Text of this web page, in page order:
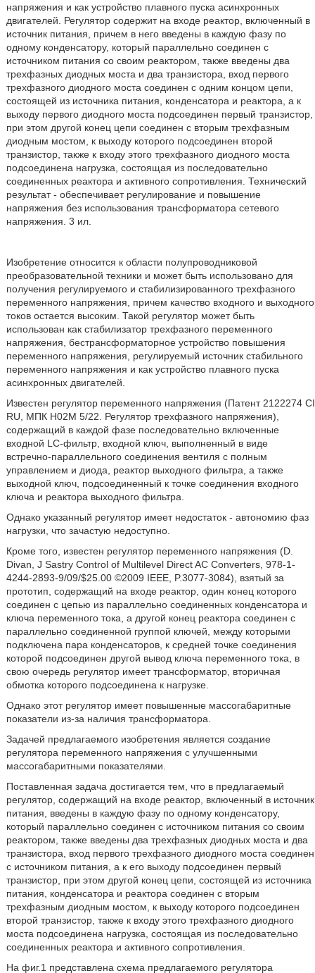
напряжения и как устройство плавного пуска асинхронных
двигателей. Регулятор содержит на входе реактор, включенный в
источник питания, причем в него введены в каждую фазу по
одному конденсатору, который параллельно соединен с
источником питания со своим реактором, также введены два
трехфазных диодных моста и два транзистора, вход первого
трехфазного диодного моста соединен с одним концом цепи,
состоящей из источника питания, конденсатора и реактора, а к
выходу первого диодного моста подсоединен первый транзистор,
при этом другой конец цепи соединен с вторым трехфазным
диодным мостом, к выходу которого подсоединен второй
транзистор, также к входу этого трехфазного диодного моста
подсоединена нагрузка, состоящая из последовательно
соединенных реактора и активного сопротивления. Технический
результат - обеспечивает регулирование и повышение
напряжения без использования трансформатора сетевого
напряжения. 3 ил.
Изобретение относится к области полупроводниковой
преобразовательной техники и может быть использовано для
получения регулируемого и стабилизированного трехфазного
переменного напряжения, причем качество входного и выходного
токов остается высоким. Такой регулятор может быть
использован как стабилизатор трехфазного переменного
напряжения, бестрансформаторное устройство повышения
переменного напряжения, регулируемый источник стабильного
переменного напряжения и как устройство плавного пуска
асинхронных двигателей.
Известен регулятор переменного напряжения (Патент 2122274 CI
RU, МПК Н02М 5/22. Регулятор трехфазного напряжения),
содержащий в каждой фазе последовательно включенные
входной LC-фильтр, входной ключ, выполненный в виде
встречно-параллельного соединения вентиля с полным
управлением и диода, реактор выходного фильтра, а также
выходной ключ, подсоединенный к точке соединения входного
ключа и реактора выходного фильтра.
Однако указанный регулятор имеет недостаток - автономию фаз
нагрузки, что зачастую недоступно.
Кроме того, известен регулятор переменного напряжения (D.
Divan, J Sastry Control of Multilevel Direct AC Converters, 978-1-
4244-2893-9/09/$25.00 ©2009 IEEE, P.3077-3084), взятый за
прототип, содержащий на входе реактор, один конец которого
соединен с цепью из параллельно соединенных конденсатора и
ключа переменного тока, а другой конец реактора соединен с
параллельно соединенной группой ключей, между которыми
подключена пара конденсаторов, к средней точке соединения
которой подсоединен другой вывод ключа переменного тока, в
свою очередь регулятор имеет трансформатор, вторичная
обмотка которого подсоединена к нагрузке.
Однако этот регулятор имеет повышенные массогабаритные
показатели из-за наличия трансформатора.
Задачей предлагаемого изобретения является создание
регулятора переменного напряжения с улучшенными
массогабаритными показателями.
Поставленная задача достигается тем, что в предлагаемый
регулятор, содержащий на входе реактор, включенный в источник
питания, введены в каждую фазу по одному конденсатору,
который параллельно соединен с источником питания со своим
реактором, также введены два трехфазных диодных моста и два
транзистора, вход первого трехфазного диодного моста соединен
с источником питания, а к его выходу подсоединен первый
транзистор, при этом другой конец цепи, состоящей из источника
питания, конденсатора и реактора соединен с вторым
трехфазным диодным мостом, к выходу которого подсоединен
второй транзистор, также к входу этого трехфазного диодного
моста подсоединена нагрузка, состоящая из последовательно
соединенных реактора и активного сопротивления.
На фиг.1 представлена схема предлагаемого регулятора